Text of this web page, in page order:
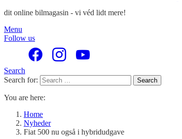
dit online bilmagasin - vi véd lidt mere!
Menu
Follow us
Search
Search for:
Search
You are here:
Home
Nyheder
Fiat 500 nu også i hybridudgave